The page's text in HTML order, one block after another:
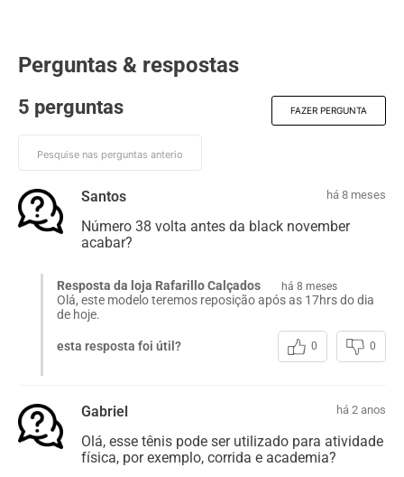
Perguntas & respostas
5 perguntas FAZER PERGUNTA
Santos há 8 meses
Número 38 volta antes da black november
acabar?
Resposta da loja Rafarillo Calçados há 8 meses
Olá, este modelo teremos reposição após as 17hrs do dia
de hoje.
esta resposta foi útil? 0 0
Gabriel há 2 anos
Olá, esse tênis pode ser utilizado para atividade
física, por exemplo, corrida e academia?